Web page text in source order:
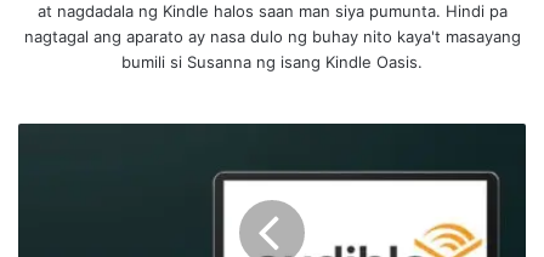
at nagdadala ng Kindle halos saan man siya pumunta. Hindi pa
nagtagal ang aparato ay nasa dulo ng buhay nito kaya't masayang
bumili si Susanna ng isang Kindle Oasis.